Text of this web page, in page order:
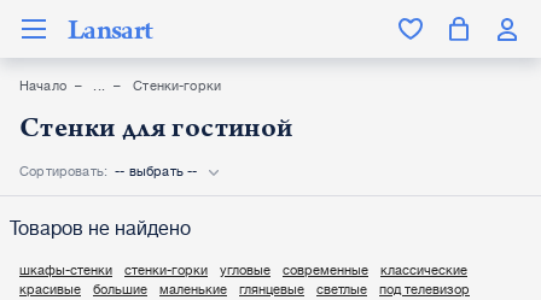
Lansart
Начало Стенки-горки
Стенки для гостиной
Сортировать: -- выбрать --
Товаров не найдено
шкафы-стенки стенки-горки угловые современные
классические
красивые
большие маленькие глянцевые светлые
под телевизор